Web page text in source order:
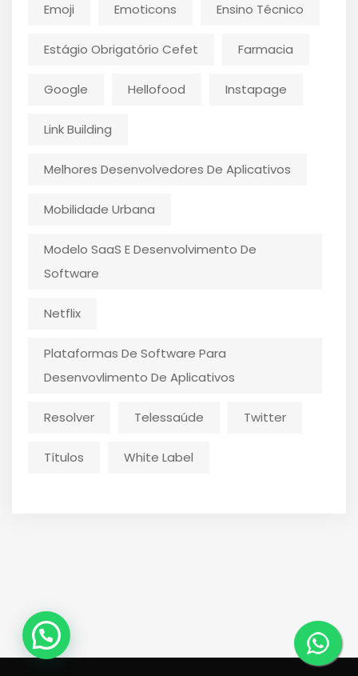
Emoji Emoticons Ensino Técnico
Estágio Obrigatório Cefet Farmacia
Google Hellofood Instapage
Link Building
Melhores Desenvolvedores De Aplicativos
Mobilidade Urbana
Modelo SaaS E Desenvolvimento De
Software
Netflix
Plataformas De Software Para
Desenvovlimento De Aplicativos
Resolver Telessaúde Twitter
Títulos White Label